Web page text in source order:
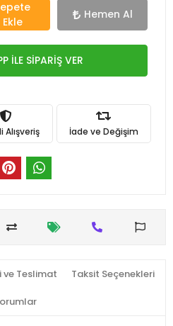
Ekle
Hemen Al
İLE SİPARİŞ VER
Alışveriş İade ve Değişim
ve Teslimat Taksit Seçenekleri